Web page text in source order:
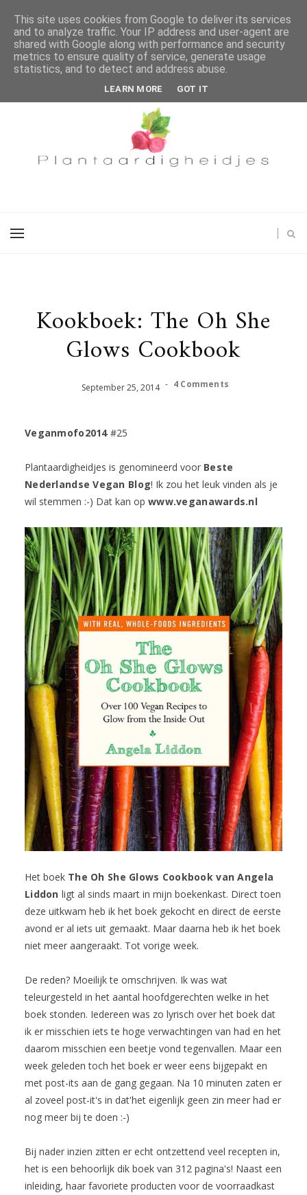
Kookboek: The Oh She
Glows Cookbook
September25, 2014 - 4 Comments
Veganmofo2014 #25
Plantaardigheidjes is genomineerd voor Beste
Nederlandse Vegan Blog! Ik zou het leuk vinden als je
wil stemmen :-) Dat kan op www.veganawards.nl
Het boek The Oh She Glows Cookbook van Angela
Liddon ligt al sinds maart in mijn boekenkast. Direct toen
deze uitkwam heb ik het boek gekocht en direct de eerste
avond er al iets uit gemaakt. Maar daarna heb ik het boek
niet meer aangeraakt. Tot vorige week.
De reden? Moeilijk te omschrijven. Ik was wat
teleurgesteld in het aantal hoofdgerechten welke in het
boek stonden. Iedereen was zo lyrisch over het boek dat
ik er misschien iets te hoge verwachtingen van had en het
daarom misschien een beetje vond tegenvallen. Maar een
week geleden toch het boek er weer eens bijgepakt en
met post-its aan de gang gegaan. Na 10 minuten zaten er
al zoveel post-it's in dat'het eigenlijk geen zin meer had er
nog meer bij te doen :-)
Bij nader inzien zitten er echt ontzettend veel recepten in,
het is een behoorlijk dik boek van 312 pagina's! Naast een
inleiding, haar favoriete producten voor de voorraadkast
This site uses cookies from Google to deliver its services
and to analyze traffic. Your IP address and user-agent are
shared with Google along with performance and security
metrics to ensure quality of service, generate usage
statistics, and to detect and address abuse.
LEARN MORE GOT IT